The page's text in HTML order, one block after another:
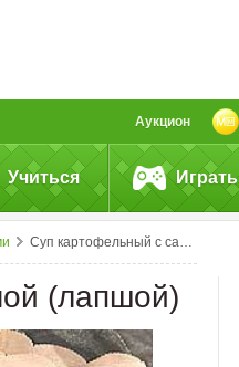
Аукцион
Учиться Играть
Суп картофельный с салмой (лапшой)
(лапшой)